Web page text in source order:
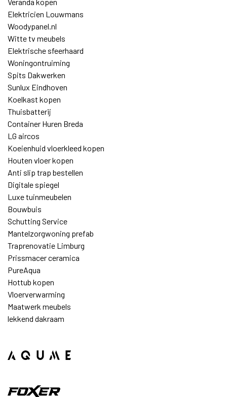
Elektricien Louwmans
Woodypanel.nl
Witte tv meubels
Elektrische sfeerhaard
Woningontruiming
Spits Dakwerken
Sunlux Eindhoven
Koelkast kopen
Thuisbatterij
Container Huren Breda
LG aircos
Koeienhuid vloerkleed kopen
Houten vloer kopen
Anti slip trap bestellen
Digitale spiegel
Luxe tuinmeubelen
Bouwbuis
Schutting Service
Mantelzorgwoning prefab
Traprenovatie Limburg
Prissmacer ceramica
PureAqua
Hottub kopen
Vloerverwarming
Maatwerk meubels
lekkend dakraam